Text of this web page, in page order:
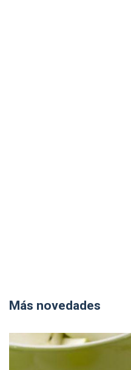
Más novedades